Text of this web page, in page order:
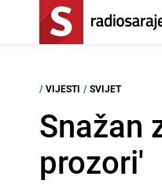
/ VIJESTI / SVIJET
Snažan
prozori'